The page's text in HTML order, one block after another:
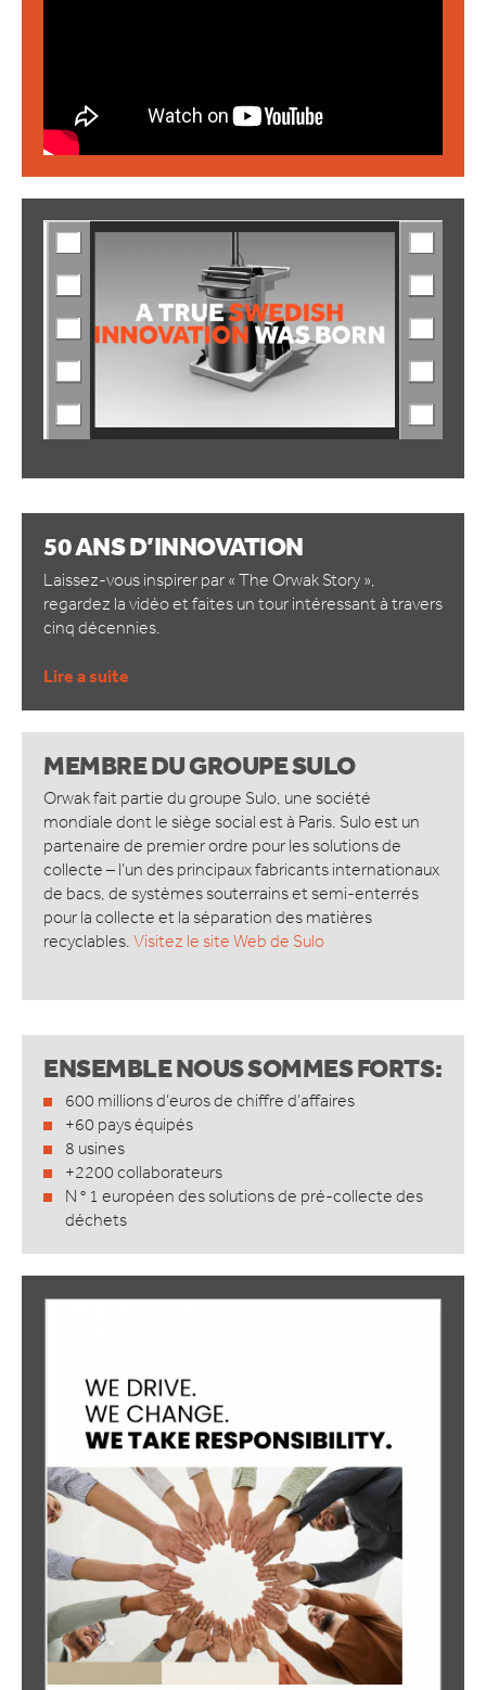
50 ANS D’INNOVATION
Laissez-vous inspirer par « The Orwak Story »,
regardez la vidéo et faites un tour intéressant à travers
cinq décennies.
Lire a suite
MEMBRE DU GROUPE SULO
Orwak fait partie du groupe Sulo, une société
mondiale dont le siège social est à Paris. Sulo est un
partenaire de premier ordre pour les solutions de
collecte – l’un des principaux fabricants internationaux
de bacs, de systèmes souterrains et semi-enterrés
pour la collecte et la séparation des matières
recyclables. Visitez le site Web de Sulo
ENSEMBLE NOUS SOMMES FORTS:
600 millions d’euros de chiffre d’affaires
+60 pays équipés
8 usines
+2200 collaborateurs
N ° 1 européen des solutions de pré-collecte des
déchets